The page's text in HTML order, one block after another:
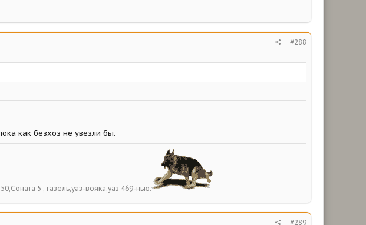
#288
как безхоз не увезли бы.
5 , газель,уаз-вояка,уаз 469-нью.
#289